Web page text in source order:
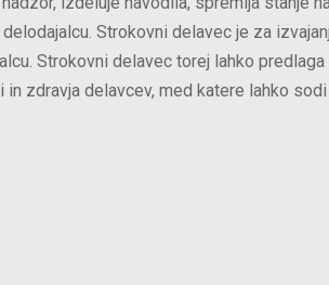
Strokovni delavec je za
Strokovni delavec torej lahko
in zdravja delavcev, med katere lahko